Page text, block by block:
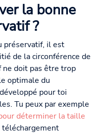
la bonne
?
préservatif, il est
de la circonférence de
doit pas être trop
optimale du
pour toi
Tu peux par exemple
déterminer la taille